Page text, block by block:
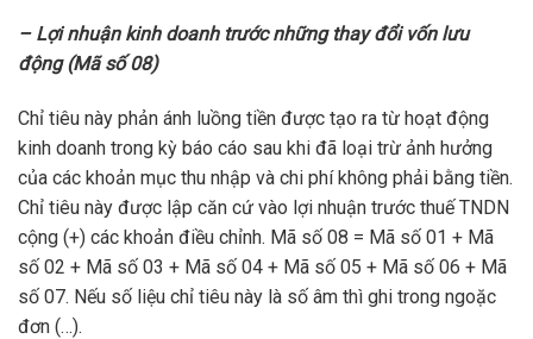
– Lợi nhuận kinh doanh trước những thay đổi vốn lưu
động (Mã số 08)
Chỉ tiêu này phản ánh luồng tiền được tạo ra từ hoạt động
kinh doanh trong kỳ báo cáo sau khi đã loại trừ ảnh hưởng
của các khoản mục thu nhập và chi phí không phải bằng tiền.
Chỉ tiêu này được lập căn cứ vào lợi nhuận trước thuế TNDN
cộng (+) các khoản điều chỉnh. Mã số 08 = Mã số 01 + Mã
số 02 + Mã số 03 + Mã số 04 + Mã số 05 + Mã số 06 + Mã
số 07. Nếu số liệu chỉ tiêu này là số âm thì ghi trong ngoặc
đơn (…).